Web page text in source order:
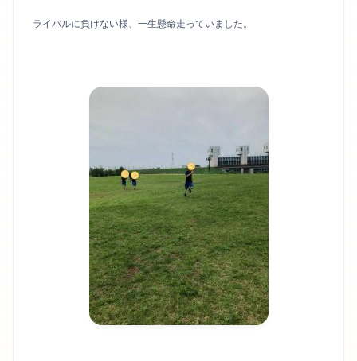
ライバルに負けない様、一生懸命走っていました。